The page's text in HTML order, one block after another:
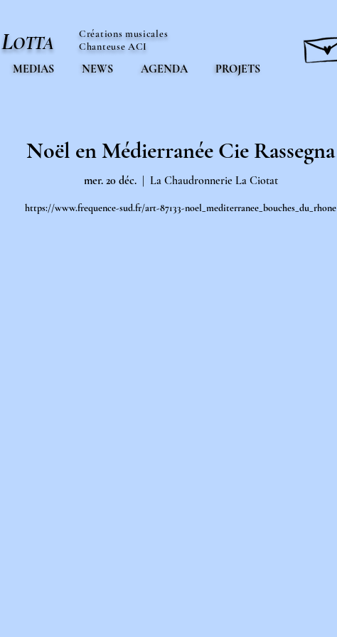
LOTTA
Créations musicales
Chanteuse ACI
MEDIAS NEWS AGENDA PROJETS
Noël en Médierranée Cie Rassegna
mer. 20 déc.
  |
La Chaudronnerie La Ciotat
https://www.frequence-sud.fr/art-87133-noel_mediterranee_bouches_du_rhone